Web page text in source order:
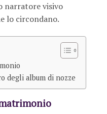
narratore visivo
lo circondano.
degli album di nozze